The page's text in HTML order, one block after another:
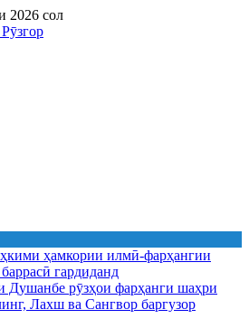
2026 сол
ҳамкории илмӣ-фарҳангии
гардиданд
Душанбе рӯзҳои фарҳанги шаҳри
Лахш ва Сангвор баргузор